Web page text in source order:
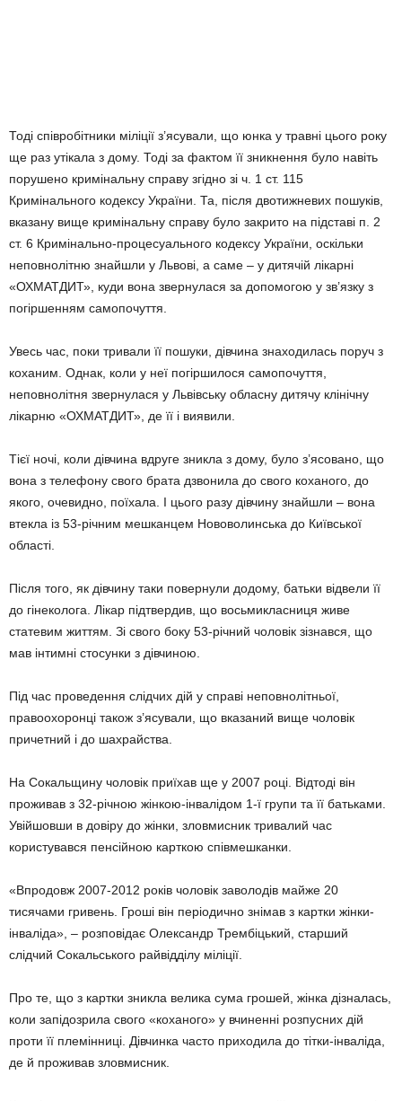
Тоді співробітники міліції з’ясували, що юнка у травні цього року
ще раз утікала з дому. Тоді за фактом її зникнення було навіть
порушено кримінальну справу згідно зі ч. 1 ст. 115
Кримінального кодексу України. Та, після двотижневих пошуків,
вказану вище кримінальну справу було закрито на підставі п. 2
ст. 6 Кримінально-процесуального кодексу України, оскільки
неповнолітню знайшли у Львові, а саме – у дитячій лікарні
«ОХМАТДИТ», куди вона звернулася за допомогою у зв’язку з
погіршенням самопочуття.
Увесь час, поки тривали її пошуки, дівчина знаходилась поруч з
коханим. Однак, коли у неї погіршилося самопочуття,
неповнолітня звернулася у Львівську обласну дитячу клінічну
лікарню «ОХМАТДИТ», де її і виявили.
Тієї ночі, коли дівчина вдруге зникла з дому, було з’ясовано, що
вона з телефону свого брата дзвонила до свого коханого, до
якого, очевидно, поїхала. І цього разу дівчину знайшли – вона
втекла із 53-річним мешканцем Нововолинська до Київської
області.
Після того, як дівчину таки повернули додому, батьки відвели її
до гінеколога. Лікар підтвердив, що восьмикласниця живе
статевим життям. Зі свого боку 53-річний чоловік зізнався, що
мав інтимні стосунки з дівчиною.
Під час проведення слідчих дій у справі неповнолітньої,
правоохоронці також з’ясували, що вказаний вище чоловік
причетний і до шахрайства.
На Сокальщину чоловік приїхав ще у 2007 році. Відтоді він
проживав з 32-річною жінкою-інвалідом 1-ї групи та її батьками.
Увійшовши в довіру до жінки, зловмисник тривалий час
користувався пенсійною карткою співмешканки.
«Впродовж 2007-2012 років чоловік заволодів майже 20
тисячами гривень. Гроші він періодично знімав з картки жінки-
інваліда», – розповідає Олександр Трембіцький, старший
слідчий Сокальського райвідділу міліції.
Про те, що з картки зникла велика сума грошей, жінка дізналась,
коли запідозрила свого «коханого» у вчиненні розпусних дій
проти її племінниці. Дівчинка часто приходила до тітки-інваліда,
де й проживав зловмисник.